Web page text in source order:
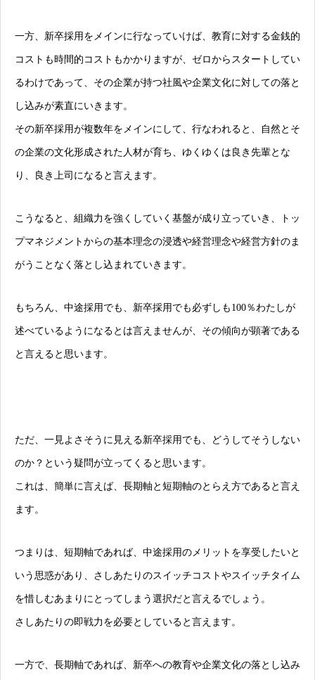
一方、新卒採用をメインに行なっていけば、教育に対する金銭的
コストも時間的コストもかかりますが、ゼロからスタートしてい
るわけであって、その企業が持つ社風や企業文化に対しての落と
し込みが素直にいきます。
その新卒採用が複数年をメインにして、行なわれると、自然とそ
の企業の文化形成された人材が育ち、ゆくゆくは良き先輩とな
り、良き上司になると言えます。
こうなると、組織力を強くしていく基盤が成り立っていき、トッ
プマネジメントからの基本理念の浸透や経営理念や経営方針のま
がうことなく落とし込まれていきます。
もちろん、中途採用でも、新卒採用でも必ずしも100％わたしが
述べているようになるとは言えませんが、その傾向が顕著である
と言えると思います。
ただ、一見よさそうに見える新卒採用でも、どうしてそうしない
のか？という疑問が立ってくると思います。
これは、簡単に言えば、長期軸と短期軸のとらえ方であると言え
ます。
つまりは、短期軸であれば、中途採用のメリットを享受したいと
いう思惑があり、さしあたりのスイッチコストやスイッチタイム
を惜しむあまりにとってしまう選択だと言えるでしょう。
さしあたりの即戦力を必要としていると言えます。
一方で、長期軸であれば、新卒への教育や企業文化の落とし込み